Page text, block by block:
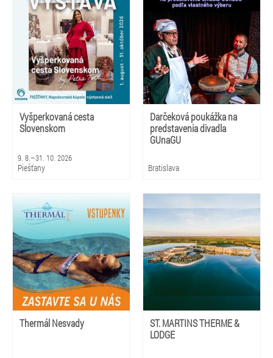
Vyšperkovaná cesta
Slovenskom
9. 8.–31. 10. 2026
Piešťany
Darčeková poukážka na
predstavenia divadla
GUnaGU
Bratislava
Thermál Nesvady
ST. MARTINS THERME &
LODGE